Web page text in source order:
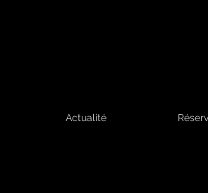
Actualité